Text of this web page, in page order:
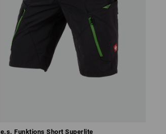
e.s. Funktions Short Superlite